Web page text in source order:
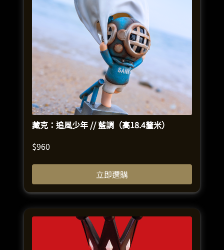
藏克：追風少年 // 藍調（高18.4釐米）
$960
立即選購